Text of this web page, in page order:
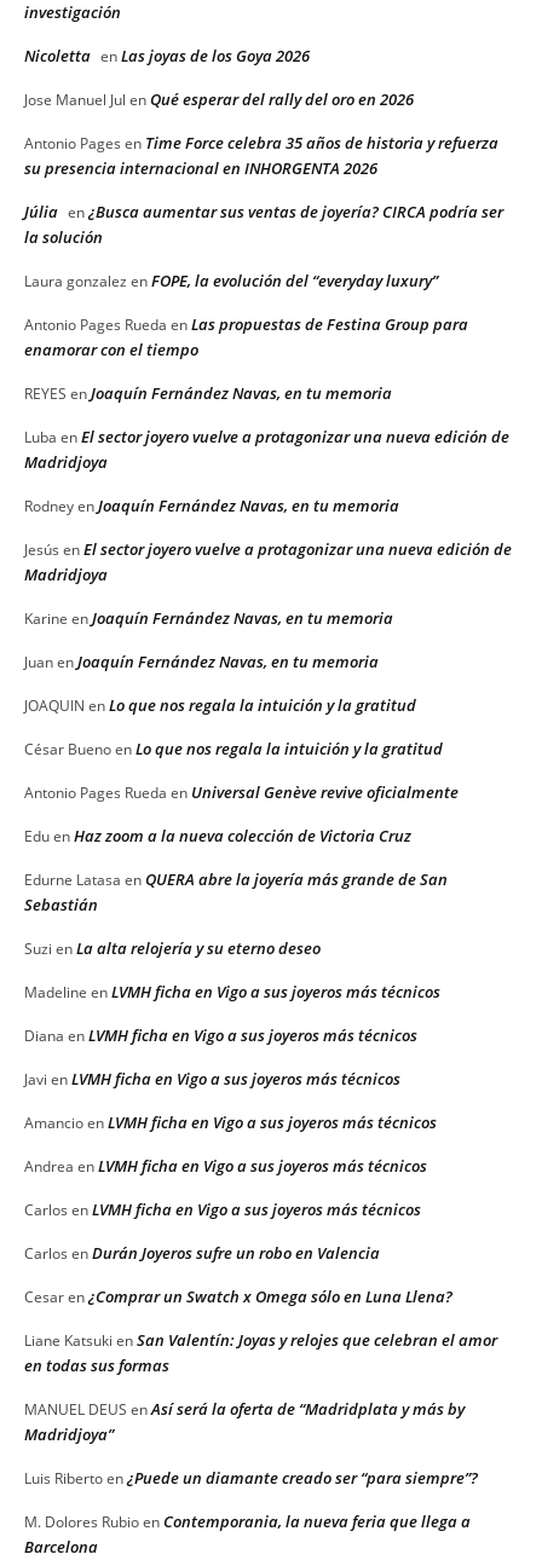
investigación
Nicoletta enLas joyas de los Goya 2026
Jose Manuel Jul enQué esperar del rally del oro en 2026
Antonio Pages en Time Force celebra 35 años de historia y refuerza
su presencia internacional en INHORGENTA 2026
Júlia en¿Busca aumentar sus ventas de joyería? CIRCA podría ser
la solución
Laura gonzalez enFOPE, la evolución del “everyday luxury”
Antonio Pages Rueda enLas propuestas de Festina Group para
enamorar con el tiempo
REYES enJoaquín Fernández Navas, en tu memoria
Luba enEl sector joyero vuelve a protagonizar una nueva edición de
Madridjoya
RodneyenJoaquín Fernández Navas, en tu memoria
Jesús enEl sector joyero vuelve a protagonizar una nueva edición de
Madridjoya
Karine enJoaquín Fernández Navas, en tu memoria
JuanenJoaquín Fernández Navas, en tu memoria
JOAQUIN enLo que nos regala la intuición y la gratitud
César BuenoenLo que nos regala la intuición y la gratitud
Antonio Pages Rueda en Universal Genève revive oficialmente
EduenHaz zoom a la nueva colección de Victoria Cruz
Edurne Latasa enQUERA abre la joyería más grande de San
Sebastián
Suzi enLa alta relojería y su eterno deseo
Madeline enLVMH ficha en Vigo a sus joyeros más técnicos
Diana enLVMH ficha en Vigo a sus joyeros más técnicos
Javi enLVMH ficha en Vigo a sus joyeros más técnicos
AmancioenLVMH ficha en Vigo a sus joyeros más técnicos
Andrea enLVMH ficha en Vigo a sus joyeros más técnicos
Carlos enLVMH ficha en Vigo a sus joyeros más técnicos
Carlos enDurán Joyeros sufre un robo en Valencia
Cesaren¿Comprar un Swatch x Omega sólo en Luna Llena?
Liane Katsuki enSan Valentín: Joyas y relojes que celebran el amor
en todas sus formas
MANUEL DEUS enAsí será la oferta de “Madridplata y más by
Madridjoya”
Luis Ribertoen¿Puede un diamante creado ser “para siempre”?
M. Dolores RubioenContemporania, la nueva feria que llega a
Barcelona